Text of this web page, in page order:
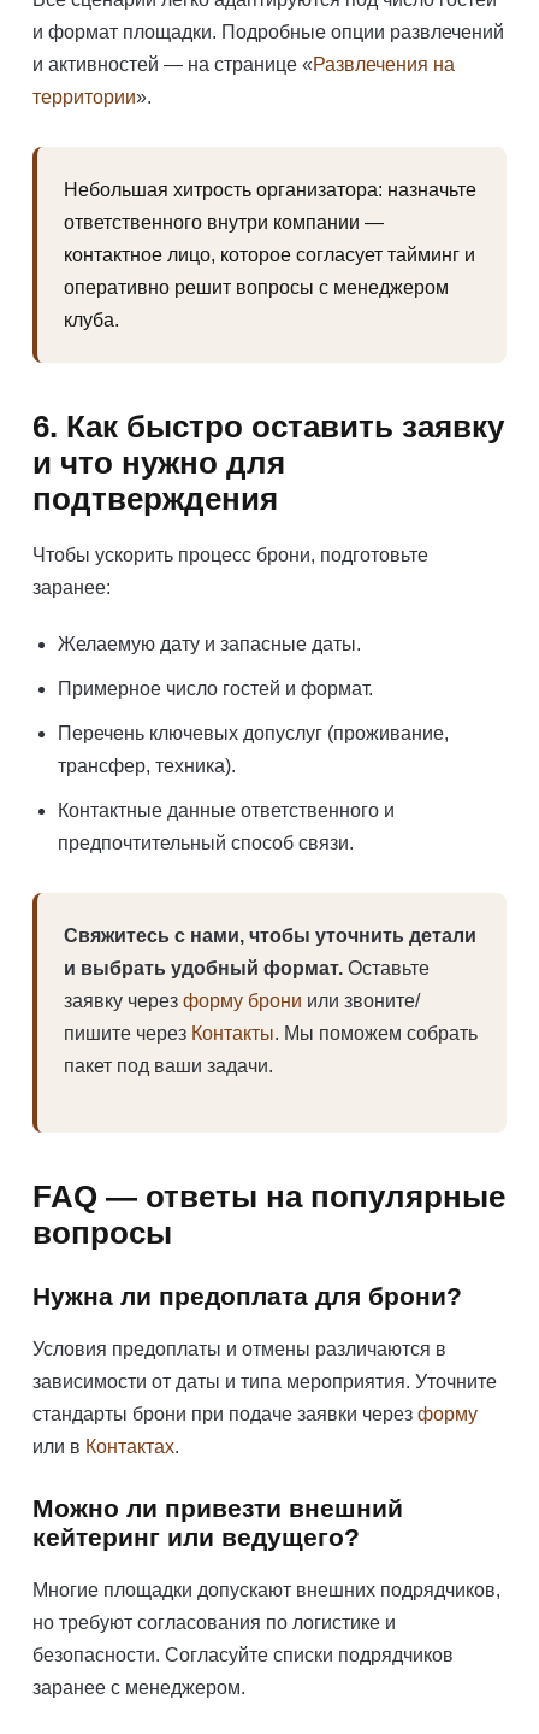
и формат площадки. Подробные опции развлечений
и активностей — на странице «Развлечения на
территории».
Небольшая хитрость организатора: назначьте
ответственного внутри компании —
контактное лицо, которое согласует тайминг и
оперативно решит вопросы с менеджером
клуба.
6. Как быстро оставить заявку
и что нужно для
подтверждения
Чтобы ускорить процесс брони, подготовьте
заранее:
Желаемую дату и запасные даты.
Примерное число гостей и формат.
Перечень ключевых допуслуг (проживание,
трансфер, техника).
Контактные данные ответственного и
предпочтительный способ связи.
Свяжитесь с нами, чтобы уточнить детали
и выбрать удобный формат. Оставьте
заявку через форму брони или звоните/
пишите через Контакты. Мы поможем собрать
пакет под ваши задачи.
FAQ — ответы на популярные
вопросы
Нужна ли предоплата для брони?
Условия предоплаты и отмены различаются в
зависимости от даты и типа мероприятия. Уточните
стандарты брони при подаче заявки через форму
или в Контактах.
Можно ли привезти внешний
кейтеринг или ведущего?
Многие площадки допускают внешних подрядчиков,
но требуют согласования по логистике и
безопасности. Согласуйте списки подрядчиков
заранее с менеджером.